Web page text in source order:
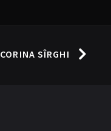
CORINA SÎRGHI